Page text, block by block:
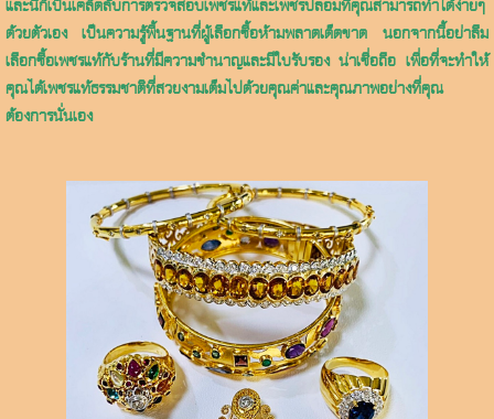
และนี่ก็เป็นเคล็ดลับการตรวจสอบเพชรแท้และเพชรปลอมที่คุณสามารถทำได้ง่ายๆ
ด้วยตัวเอง เป็นความรู้พื้นฐานที่ผู้เลือกซื้อห้ามพลาดเด็ดขาด นอกจากนี้อย่าลืม
เลือกซื้อเพชรแท้กับร้านที่มีความชำนาญและมีใบรับรอง น่าเชื่อถือ เพื่อที่จะทำให้
คุณได้เพชรแท้ธรรมชาติที่สวยงามเต็มไปด้วยคุณค่าและคุณภาพอย่างที่คุณ
ต้องการนั่นเอง